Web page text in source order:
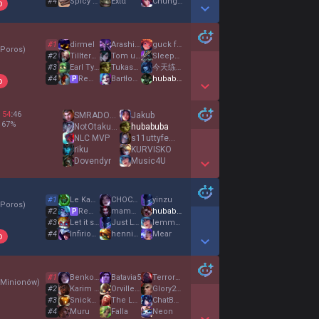
Show More Detail Games
)
#1 dirmel
#2
#3
#4 P
Show More Detail Games
54:46
67%
SMRADOCH ROBO
NotOtakuu com
NLC MVP
riku
Dovendyr
Jakub
hubabuba
s11uttyfemoby
KURVISKO
Music4U
Show More Detail Games
)
#1
yinzu
#2 P
#3
#4 Mear
Show More Detail Games
)
#1 Batavia5
#2
#3
#4 Muru Falla Neon